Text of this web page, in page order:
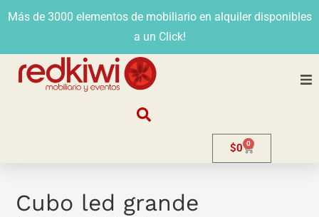
Más de 3000 elementos de mobiliario en alquiler disponibles
a un Click!
$0 0
Cubo led grande